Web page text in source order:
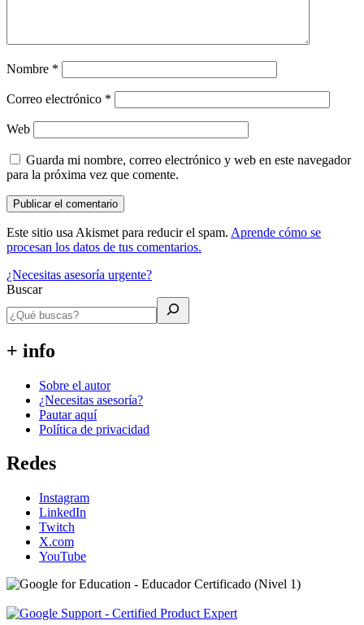
Nombre *
Correo electrónico *
Web
Guarda mi nombre, correo electrónico y web en este navegador
para la próxima vez que comente.
Este sitio usa Akismet para reducir el spam. Aprende cómo se
procesan los datos de tus comentarios.
¿Necesitas asesoría urgente?
Buscar
+ info
Sobre el autor
¿Necesitas asesoría?
Pautar aquí
Política de privacidad
Redes
Instagram
LinkedIn
Twitch
X.com
YouTube